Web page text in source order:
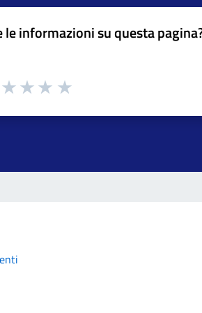
le informazioni su questa